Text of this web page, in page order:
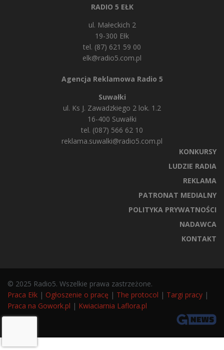
RADIO 5 EŁK
ul. Małeckich 2
19-300 Ełk
tel. (87) 621 59 00
elk@radio5.com.pl
Agencja Reklamowa Radio 5
Suwałki
ul. Ks J. Zawadzkiego 2 lok. 1.2
16-400 Suwałki
tel. (087) 566 62 10
reklama.suwalki@radio5.com.pl
KONKURSY
LUDZIE RADIA
REKLAMA
PATRONAT MEDIALNY
POLITYKA PRYWATNOŚCI
NADAWCA
KONTAKT
© 2025 Radio5. Wszelkie prawa zastrzeżone.
Praca Ełk | Ogłoszenie o pracę | The protocol | Targi pracy |
Praca na Gowork.pl | Kwiaciarnia Laflora.pl